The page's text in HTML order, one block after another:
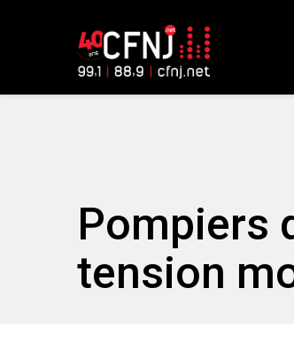
Pompiers
tension